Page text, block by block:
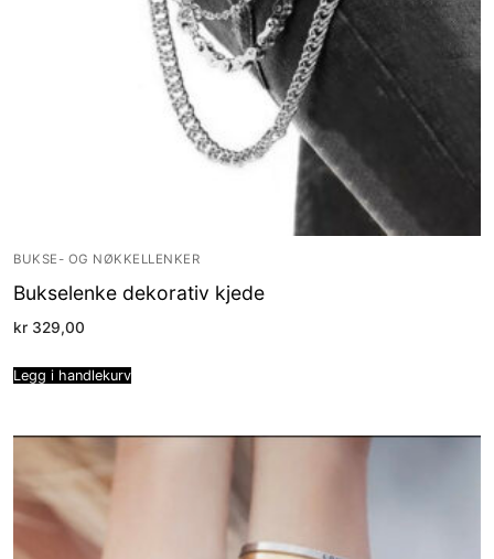
BUKSE- OG NØKKELLENKER
Bukselenke dekorativ kjede
kr 329,00
Legg i handlekurv